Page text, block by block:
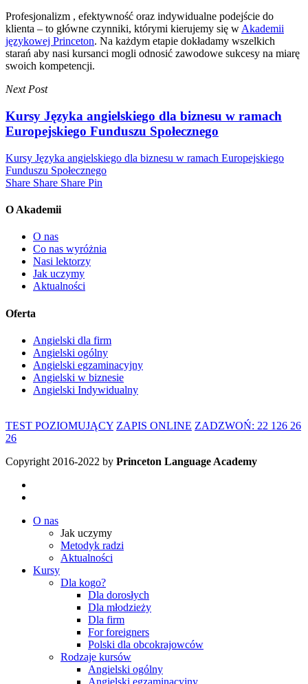
Profesjonalizm , efektywność oraz indywidualne podejście do
klienta – to główne czynniki, którymi kierujemy się wAkademii
językowej Princeton. Na każdym etapie dokładamy wszelkich
starań aby nasi kursanci mogli odnosić zawodowe sukcesy na miarę
swoich kompetencji.
Next Post
Kursy Języka angielskiego dla biznesu w ramach
Europejskiego Funduszu Społecznego
Kursy Języka angielskiego dla biznesu w ramach Europejskiego
Funduszu Społecznego
Share
Share Share Share Pin
O Akademii
O nas
Co nas wyróżnia
Nasi lektorzy
Jak uczymy
Aktualności
Oferta
Angielski dla firm
Angielski ogólny
Angielski egzaminacyjny
Angielski w biznesie
Angielski Indywidualny
TEST POZIOMUJĄCY ZAPIS ONLINE ZADZWOŃ: 22 126 26
26
Copyright 2016-2022 by Princeton Language Academy
O nas
Jak uczymy
Metodyk radzi
Aktualności
Kursy
Dla kogo?
Dla dorosłych
Dla młodzieży
Dla firm
For foreigners
Polski dla obcokrajowców
Rodzaje kursów
Angielski ogólny
Angielski egzaminacyjny